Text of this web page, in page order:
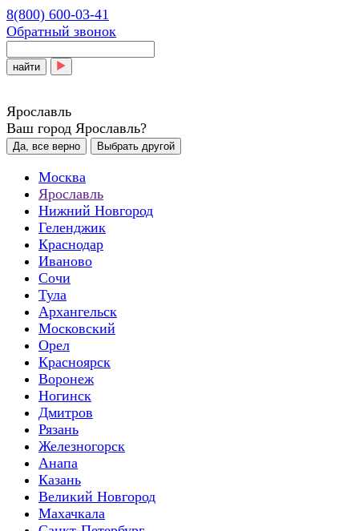
8(800) 600-03-41
Обратный звонок
найти
Ярославль
Ваш город Ярославль?
Да, все верно Выбрать другой
Москва
Ярославль
Нижний Новгород
Геленджик
Краснодар
Иваново
Сочи
Тула
Архангельск
Московский
Орел
Красноярск
Воронеж
Ногинск
Дмитров
Рязань
Железногорск
Анапа
Казань
Великий Новгород
Махачкала